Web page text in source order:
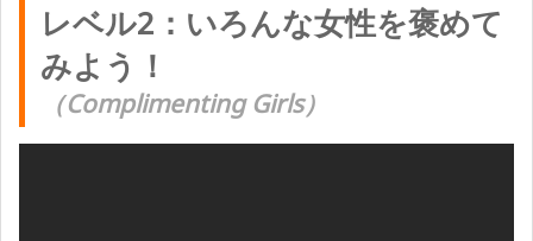
レベル2：いろんな女性を褒めて
みよう！
（Complimenting Girls）